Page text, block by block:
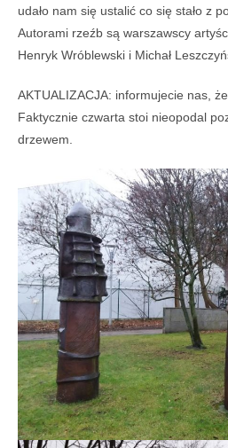
udało nam się ustalić co się stało z
Autorami rzeźb są warszawscy
Henryk Wróblewski i Michał
AKTUALIZACJA: informujecie nas,
Faktycznie czwarta stoi nieopodal
drzewem.